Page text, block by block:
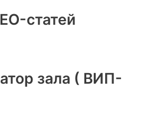
статей
зала ( ВИП-